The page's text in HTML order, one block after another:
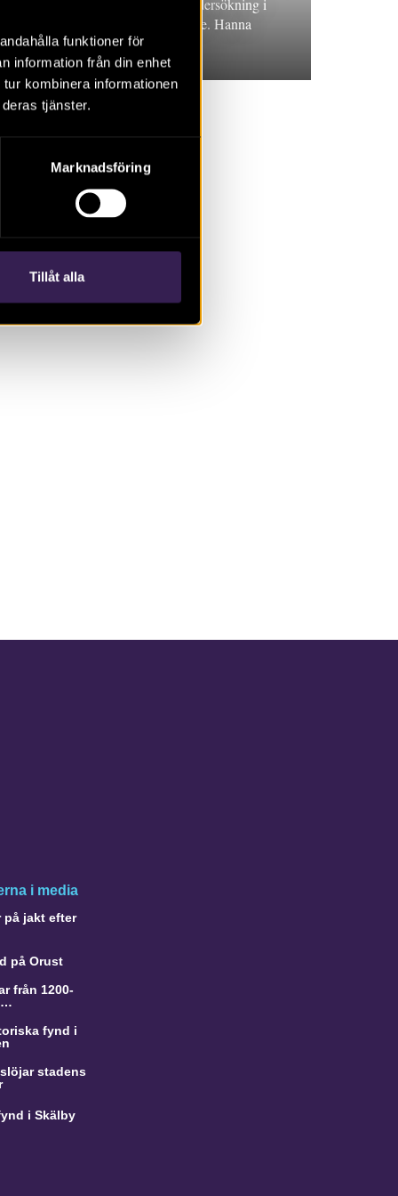
funktioner för
information från din enhet
kombinera informationen
tjänster.
Marknadsföring
Tillåt alla
Rapport 2021:6. Arkeologisk undersökning i
form av schaktövervakning, Skåne. Hanna
Menander
i media
på jakt efter
på Orust
från 1200-
fynd i
stadens
i Skälby